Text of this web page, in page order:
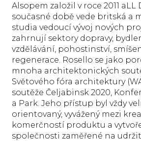
Alsopem založil v roce 2011 aLL
současné době vede britská a
studia vedoucí vývoj nových
zahrnují sektory dopravy,
vzdělávání, pohostinství,
regenerace. Rosello se jako
mnoha architektonických
Světového fóra architektury
soutěže Čeljabinsk 2020,
a Park. Jeho přístup byl vždy
orientovaný, vyvážený mezi
komerčností produktu a
společnosti zaměřené na